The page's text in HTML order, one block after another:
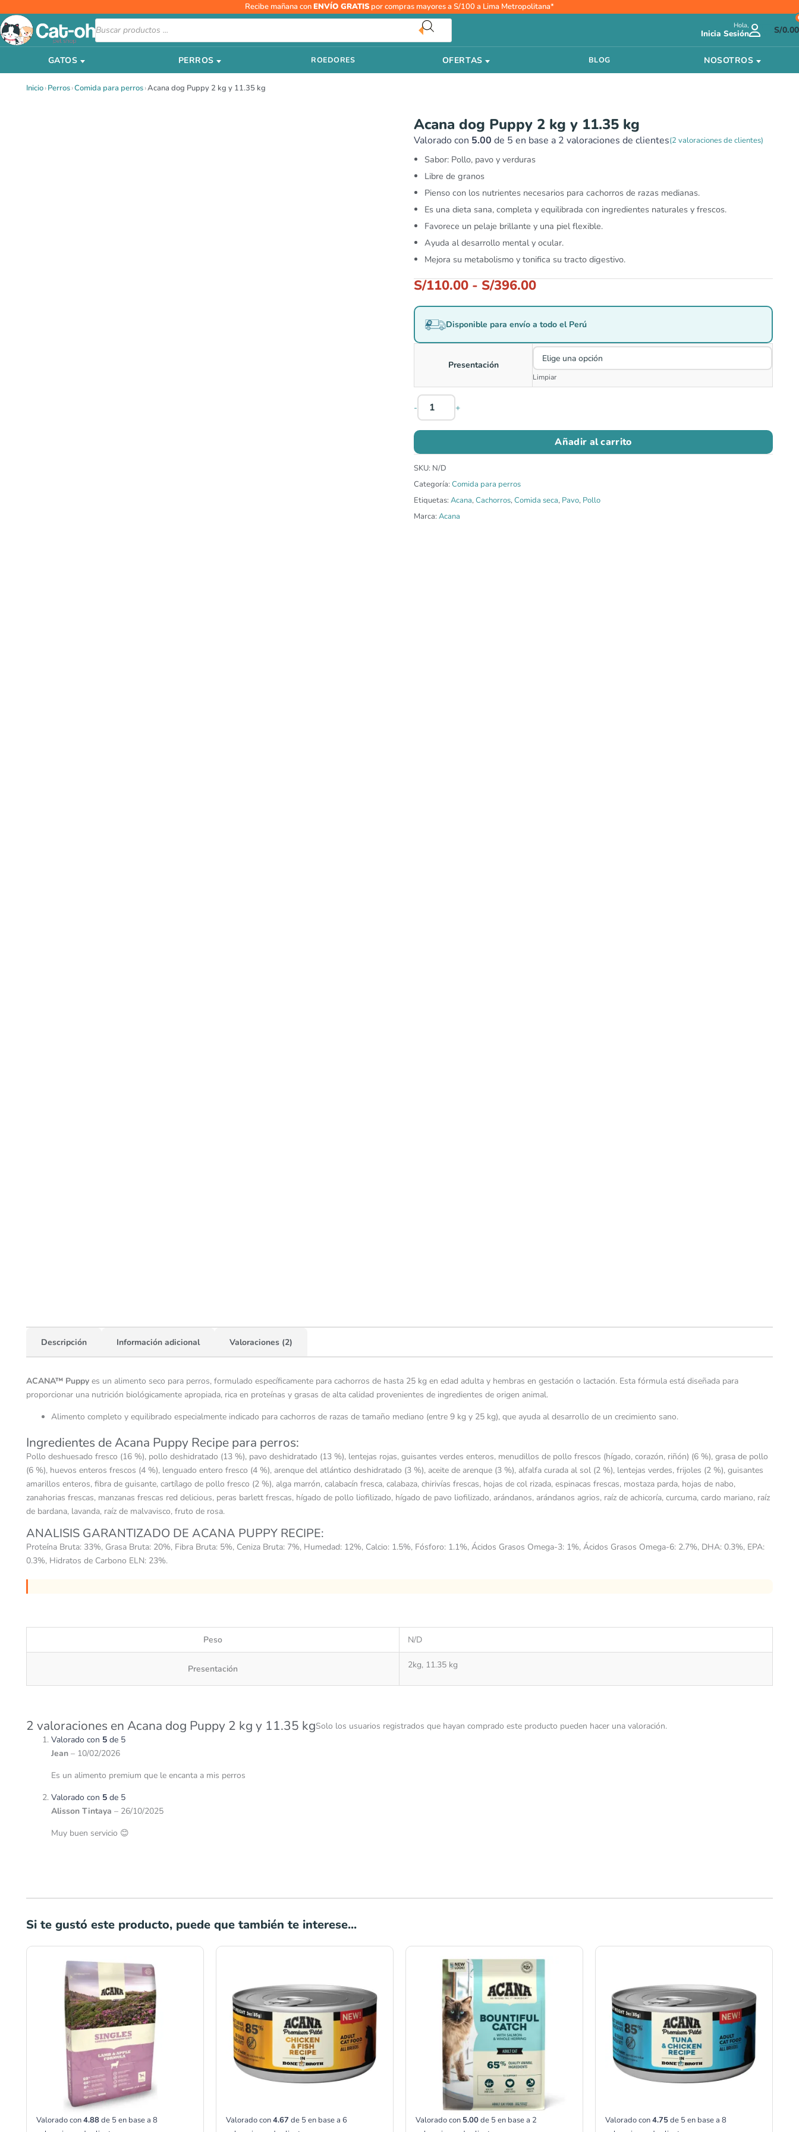
al
contenido
Recibe mañana conENVÍO GRATIS por compras mayores a S/100 a Lima Metropolitana*
Búsqueda
de
productos
Hola,
Inicia Sesión S/0.00
GATOS PERROS ROEDORES OFERTAS BLOG NOSOTROS
Inicio›Perros›Comida para perros›Acana dog Puppy 2 kg y 11.35 kg
Acana dog Puppy 2 kg y 11.35 kg
Valorado con 5.00 de 5 en base a 2 valoraciones de clientes(2 valoraciones de clientes)
Sabor: Pollo, pavo y verduras
Libre de granos
Pienso con los nutrientes necesarios para cachorros de razas medianas.
Es una dieta sana, completa y equilibrada con ingredientes naturales y frescos.
Favorece un pelaje brillante y una piel flexible.
Ayuda al desarrollo mental y ocular.
Mejora su metabolismo y tonifica su tracto digestivo.
S/110.00 - S/396.00
Rango
de
desde
S/110.00
hasta
Disponible para envío a todo el Perú
Presentación
Limpiar
-
Acana
dog
Puppy
2
y
+
Añadir al carrito
SKU: N/D
Categoría: Comida para perros
Etiquetas: Acana,Cachorros,Comida seca, Pavo, Pollo
Marca: Acana
Descripción Información adicional Valoraciones (2)
ACANA™ Puppy es un alimento seco para perros, formulado específicamente para cachorros de hasta 25 kg en edad adulta y hembras en gestación o lactación. Esta fórmula está diseñada para
proporcionar una nutrición biológicamente apropiada, rica en proteínas y grasas de alta calidad provenientes de ingredientes de origen animal.
Alimento completo y equilibrado especialmente indicado para cachorros de razas de tamaño mediano (entre 9 kg y 25 kg), que ayuda al desarrollo de un crecimiento sano.
Ingredientes de Acana Puppy Recipe para perros:
Pollo deshuesado fresco (16 %), pollo deshidratado (13 %), pavo deshidratado (13 %), lentejas rojas, guisantes verdes enteros, menudillos de pollo frescos (hígado, corazón, riñón) (6 %), grasa de pollo
(6 %), huevos enteros frescos (4 %), lenguado entero fresco (4 %), arenque del atlántico deshidratado (3 %), aceite de arenque (3 %), alfalfa curada al sol (2 %), lentejas verdes, frijoles (2 %), guisantes
amarillos enteros, fibra de guisante, cartílago de pollo fresco (2 %), alga marrón, calabacín fresca, calabaza, chirivías frescas, hojas de col rizada, espinacas frescas, mostaza parda, hojas de nabo,
zanahorias frescas, manzanas frescas red delicious, peras barlett frescas, hígado de pollo liofilizado, hígado de pavo liofilizado, arándanos, arándanos agrios, raíz de achicoría, curcuma, cardo mariano, raíz
de bardana, lavanda, raíz de malvavisco, fruto de rosa.
ANALISIS GARANTIZADO DE ACANA PUPPY RECIPE:
Proteína Bruta: 33%, Grasa Bruta: 20%, Fibra Bruta: 5%, Ceniza Bruta: 7%, Humedad: 12%, Calcio: 1.5%, Fósforo: 1.1%, Ácidos Grasos Omega-3: 1%, Ácidos Grasos Omega-6: 2.7%, DHA: 0.3%, EPA:
0.3%, Hidratos de Carbono ELN: 23%.
Peso N/D
Presentación 2kg, 11.35 kg
2 valoraciones en Acana dog Puppy 2 kg y 11.35 kg
Valorado con 5 de 5
Jean – 10/02/2026
Es un alimento premium que le encanta a mis perros
Valorado con 5 de 5
Alisson Tintaya – 26/10/2025
Muy buen servicio 😊
Solo los usuarios registrados que hayan comprado este producto pueden hacer una valoración.
Si te gustó este producto, puede que también te interese...
Valorado con4.88de 5 en base a 8
de
precios:
desde
S/151.00
hasta
S/497.00
Valorado con4.67 de 5 en base a 6
desde
S/11.00
hasta
S/17.00
Valorado con 5.00de 5 en base a 2
precios:
desde
S/137.00
hasta
S/245.00
Valorado con4.75de 5 en base a 8
desde
S/11.00
hasta
S/17.00